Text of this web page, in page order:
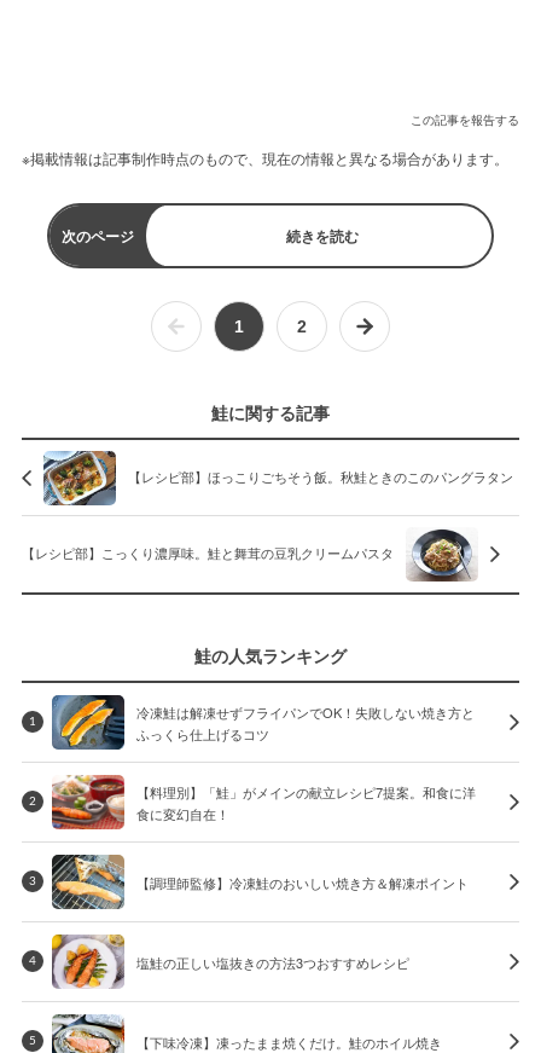
この記事を報告する
※掲載情報は記事制作時点のもので、現在の情報と異なる場合があります。
次のページ 続きを読む
1 2
鮭に関する記事
【レシピ部】ほっこりごちそう飯。秋鮭ときのこのパングラタン
【レシピ部】こっくり濃厚味。鮭と舞茸の豆乳クリームパスタ
鮭の人気ランキング
1
冷凍鮭は解凍せずフライパンでOK！失敗しない焼き方と
ふっくら仕上げるコツ
2
【料理別】「鮭」がメインの献立レシピ7提案。和食に洋
食に変幻自在！
3 【調理師監修】冷凍鮭のおいしい焼き方＆解凍ポイント
4 塩鮭の正しい塩抜きの方法3つおすすめレシピ
5 【下味冷凍】凍ったまま焼くだけ。鮭のホイル焼き